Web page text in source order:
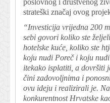
poslovnog i društvenog
strateški značaj ovog
“Investicija vrijedna 200
sebi govori koliko ste
hotelske kuće, koliko ste
koju nudi Poreč i koju
itekako isplatiti, a dovršiti
čini zadovoljnima i
ovu ideju i realizirali je.
konkurentnost Hrvatske